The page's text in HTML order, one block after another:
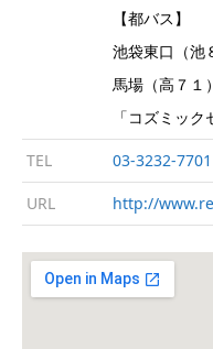
【都バス】
池袋東口（池
馬場（高７１）
「コズミッ
TEL 03-3232-7701
URL http://